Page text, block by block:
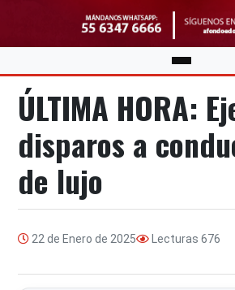
ÚLTIMA HORA:
disparos a
de lujo
22 de Enero de 2025 Lecturas 676